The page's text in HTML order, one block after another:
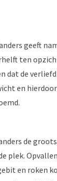
geeft
ten
dat de
en
de
plek.
en roken